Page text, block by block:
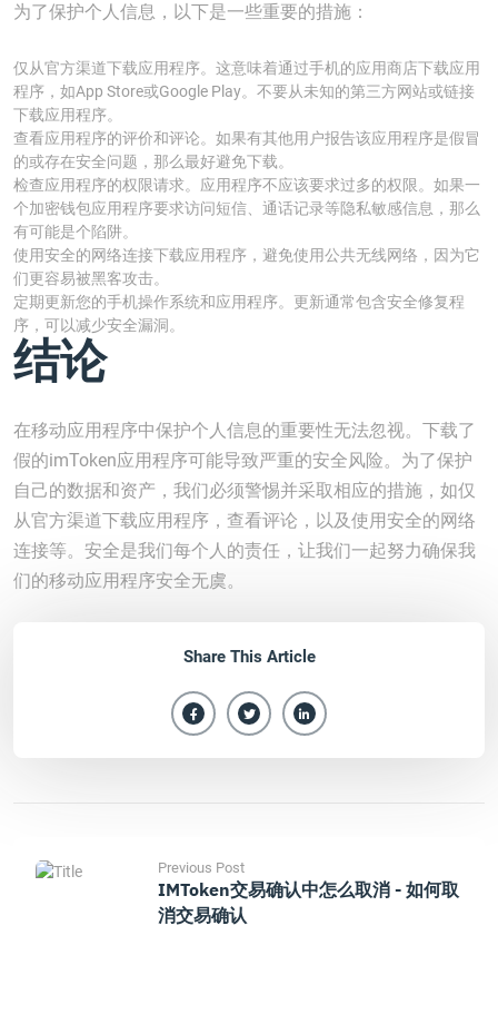
为了保护个人信息，以下是一些重要的措施：
仅从官方渠道下载应用程序。这意味着通过手机的应用商店下载应用
程序，如App Store或Google Play。不要从未知的第三方网站或链接
下载应用程序。
查看应用程序的评价和评论。如果有其他用户报告该应用程序是假冒
的或存在安全问题，那么最好避免下载。
检查应用程序的权限请求。应用程序不应该要求过多的权限。如果一
个加密钱包应用程序要求访问短信、通话记录等隐私敏感信息，那么
有可能是个陷阱。
使用安全的网络连接下载应用程序，避免使用公共无线网络，因为它
们更容易被黑客攻击。
定期更新您的手机操作系统和应用程序。更新通常包含安全修复程
序，可以减少安全漏洞。
结论
在移动应用程序中保护个人信息的重要性无法忽视。下载了
假的imToken应用程序可能导致严重的安全风险。为了保护
自己的数据和资产，我们必须警惕并采取相应的措施，如仅
从官方渠道下载应用程序，查看评论，以及使用安全的网络
连接等。安全是我们每个人的责任，让我们一起努力确保我
们的移动应用程序安全无虞。
Share This Article
Previous Post
IMToken交易确认中怎么取消 - 如何取
消交易确认